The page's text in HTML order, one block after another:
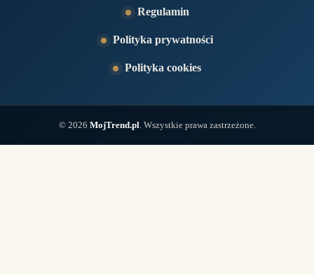
Regulamin
Polityka prywatności
Polityka cookies
© 2026 MojTrend.pl . Wszystkie prawa zastrzeżone.